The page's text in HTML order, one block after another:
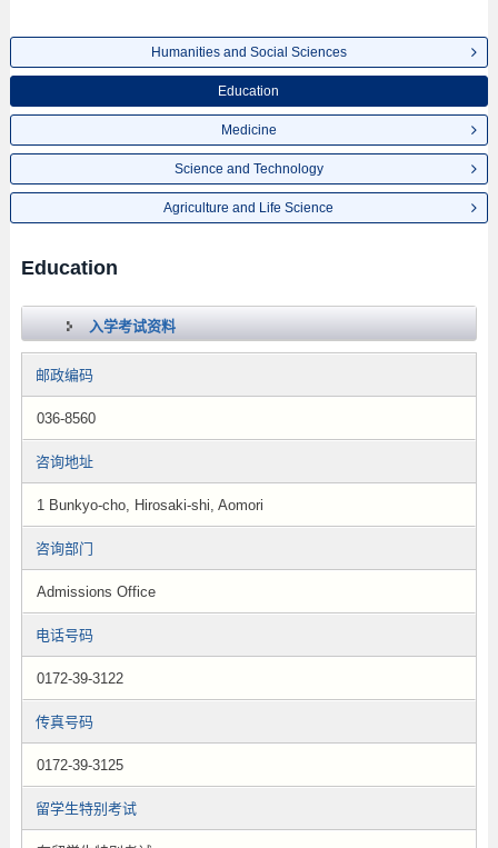
Humanities and Social Sciences
Education
Medicine
Science and Technology
Agriculture and Life Science
Education
入学考试资料
邮政编码
036-8560
咨询地址
1 Bunkyo-cho, Hirosaki-shi, Aomori
咨询部门
Admissions Office
电话号码
0172-39-3122
传真号码
0172-39-3125
留学生特别考试